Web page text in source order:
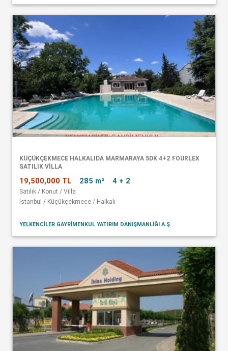
KÜÇÜKÇEKMECE HALKALIDA MARMARAYA 5DK 4+2 FOURLEX
SATILIK VİLLA
19,500,000 TL 285 m² 4 + 2
Satılık / Konut / Villa
İstanbul / Küçükçekmece / Halkalı
YELKENCİLER GAYRİMENKUL YATIRIM DANIŞMANLIĞI A.Ş